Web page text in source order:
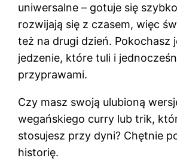
uniwersalne – gotuje się
rozwijają się z czasem, więc
też na drugi dzień. Pokochasz
jedzenie, które tuli i
przyprawami.
Czy masz swoją ulubioną
wegańskiego curry lub trik,
stosujesz przy dyni? Chętnie
historię.